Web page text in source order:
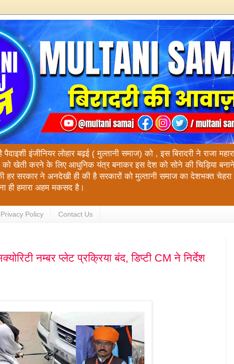
इंजीनियर लोहार बढ़ई ( मुल्तानी समाज) को , इस बिरादरी ने राजा
खेती करने के लिए आधुनिक यंत्र बनाकर इस देश को सोने की चिड़िया बनाने
हर सरकार ने अनदेखी ही की है सरकारों को मुल्तानी समाज का देशभक्त
ही हमारा अहम मकसद है।
Privacy Policy Contact Us
नम्बर प्लेट प्रक्रिया बंद, डिप्टी CM ने निर्देश